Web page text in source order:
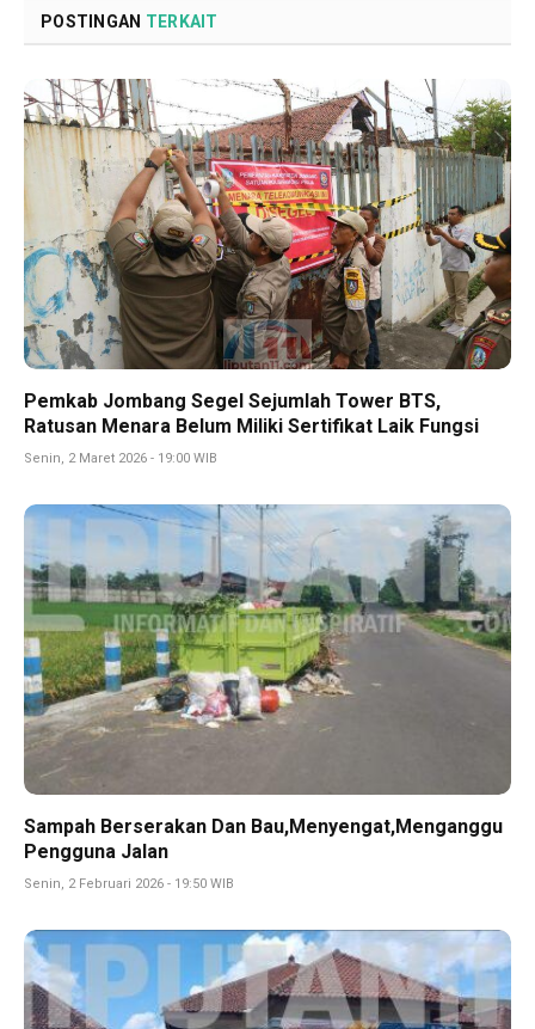
POSTINGAN TERKAIT
Pemkab Jombang Segel Sejumlah Tower BTS,
Ratusan Menara Belum Miliki Sertifikat Laik Fungsi
Senin, 2 Maret 2026 - 19:00 WIB
Sampah Berserakan Dan Bau,Menyengat,Menganggu
Pengguna Jalan
Senin, 2 Februari 2026 - 19:50 WIB